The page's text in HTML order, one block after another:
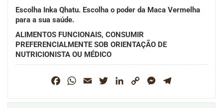
Escolha Inka Qhatu. Escolha o poder da Maca Vermelha
para a sua saúde.
ALIMENTOS FUNCIONAIS, CONSUMIR
PREFERENCIALMENTE SOB ORIENTAÇÃO DE
NUTRICIONISTA OU MÉDICO
FacebookWhatsApp
Email TwitterLinkedIn
Copy
Messenger